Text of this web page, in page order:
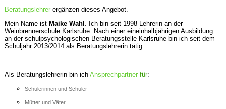
Beratungslehrer ergänzen dieses Angebot.
Mein Name ist Maike Wahl . Ich bin seit 1998 Lehrerin an der
Weinbrennerschule Karlsruhe. Nach einer eineinhalbjährigen Ausbildung
an der schulpsychologischen Beratungsstelle Karlsruhe bin ich seit dem
Schuljahr 2013/2014 als Beratungslehrerin tätig.
Als Beratungslehrerin bin ich Ansprechpartner für:
Schülerinnen und Schüler
Mütter und Väter